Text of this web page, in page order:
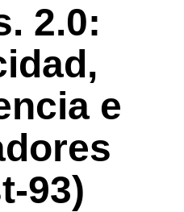
2.0:
e
93)